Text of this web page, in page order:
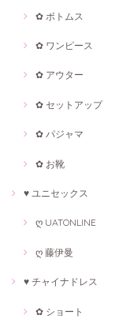
✿ ボトムス
✿ ワンピース
✿ アウター
✿ セットアップ
✿ パジャマ
✿ お靴
♥ ユニセックス
ღ UATONLINE
ღ 藤伊曼
♥ チャイナドレス
✿ ショート